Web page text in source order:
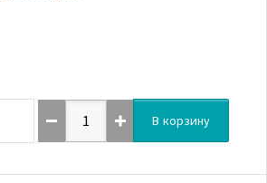
В корзину